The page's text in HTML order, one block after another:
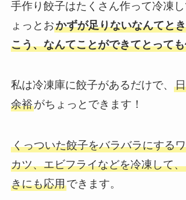
手作り餃子はたくさん作って冷凍
ょっとおかずが足りないなんてと
こう、なんてことができてとって
私は冷凍庫に餃子があるだけで、
余裕がちょっとできます！
くっついた餃子をバラバラにする
カツ、エビフライなどを冷凍して
きにも応用できます。